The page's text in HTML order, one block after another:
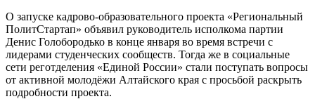
О запуске кадрово-образовательного проекта «Региональный
ПолитСтартап» объявил руководитель исполкома партии
Денис Голобородько в конце января во время встречи с
лидерами студенческих сообществ. Тогда же в социальные
сети реготделения «Единой России» стали поступать вопросы
от активной молодёжи Алтайского края с просьбой раскрыть
подробности проекта.